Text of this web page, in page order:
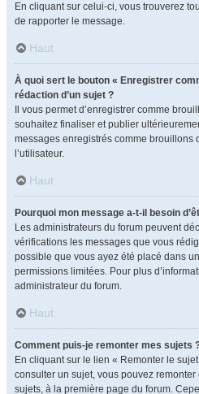
En cliquant sur celui-ci, vous trouverez
de rapporter le message.
Haut
À quoi sert le bouton « Enregistrer
rédaction d’un sujet ?
Il vous permet d’enregistrer comme
souhaitez finaliser et publier
messages enregistrés comme brouillons
l’utilisateur.
Haut
Pourquoi mon message a-t-il besoin
Les administrateurs du forum peuvent
vérifications les messages que vous
possible que vous ayez été placé dans
permissions limitées. Pour plus
administrateur du forum.
Haut
Comment puis-je remonter mes sujets
En cliquant sur le lien « Remonter le
consulter un sujet, vous pouvez
sujets, à la première page du forum.